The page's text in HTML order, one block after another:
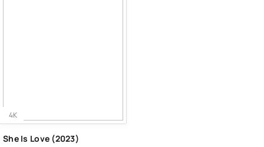
4K
She Is Love (2023)